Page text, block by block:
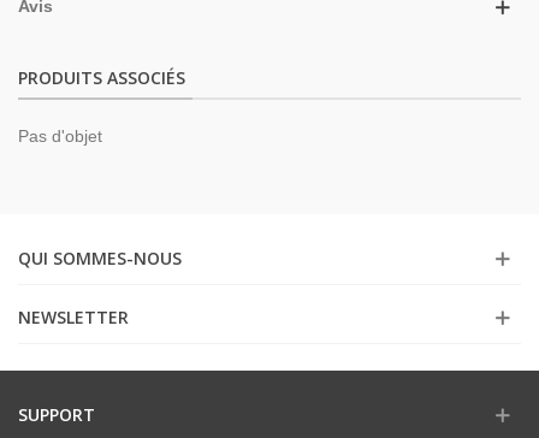
Avis
PRODUITS ASSOCIÉS
Pas d'objet
QUI SOMMES-NOUS
NEWSLETTER
SUPPORT